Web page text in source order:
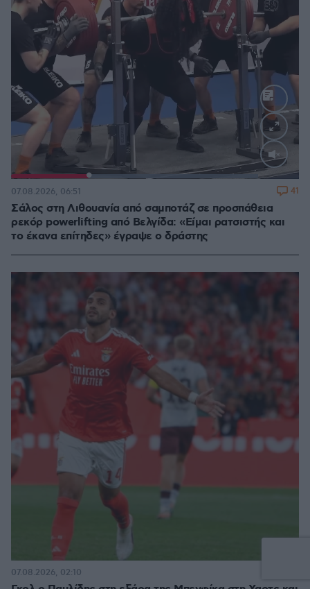
Loaded:
Σάλος στη Λιθουανία από σαμποτάζ σε προσπάθεια
ρεκόρ powerlifting από Βελγίδα: «Είμαι ρατσιστής και
το έκανα επίτηδες» έγραψε ο δράστης
07.08.2026, 06:51 41
07.08.2026, 02:10